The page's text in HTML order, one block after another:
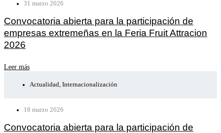
31 marzo 2026
Convocatoria abierta para la participación de
empresas extremeñas en la Feria Fruit Attracion
2026
Leer más
Actualidad, Internacionalización
18 marzo 2026
Convocatoria abierta para la participación de